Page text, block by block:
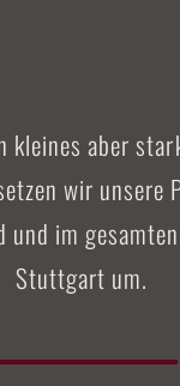
kleines aber
wir unsere
und im
Stuttgart um.